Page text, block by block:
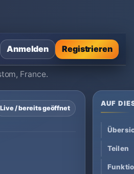
Anmelden Registrieren
France.
Live / bereits geöffnet
AUF
Teilen